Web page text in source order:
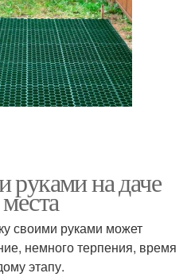
руками на даче
своими руками может
немного терпения, время
этапу.